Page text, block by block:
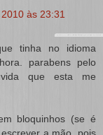
às 23:31
tinha no idioma
parabens pelo
que esta me
bloquinhos (se é